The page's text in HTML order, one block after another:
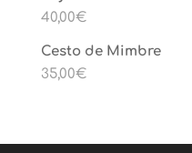
40,00€
Cesto de Mimbre
35,00€